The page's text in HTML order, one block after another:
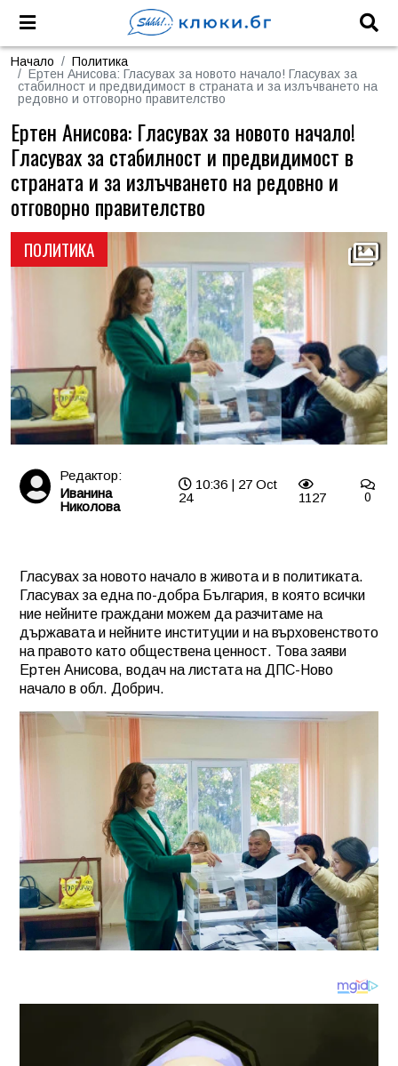
Начало
Политика
Ертен Анисова: Гласувах за новото начало! Гласувах за
стабилност и предвидимост в страната и за излъчването на
редовно и отговорно правителство
ПОЛИТИКА
Ертен Анисова: Гласувах за новото начало!
Гласувах за стабилност и предвидимост в
страната и за излъчването на редовно и
отговорно правителство
Редактор:
Иванина
Николова
10:36 | 27 Oct
24
1127 0
Гласувах за новото начало в живота и в политиката.
Гласувах за една по-добра България, в която всички
ние нейните граждани можем да разчитаме на
държавата и нейните институции и на върховенството
на правото като обществена ценност. Това заяви
Ертен Анисова, водач на листата на ДПС-Ново
начало в обл. Добрич.